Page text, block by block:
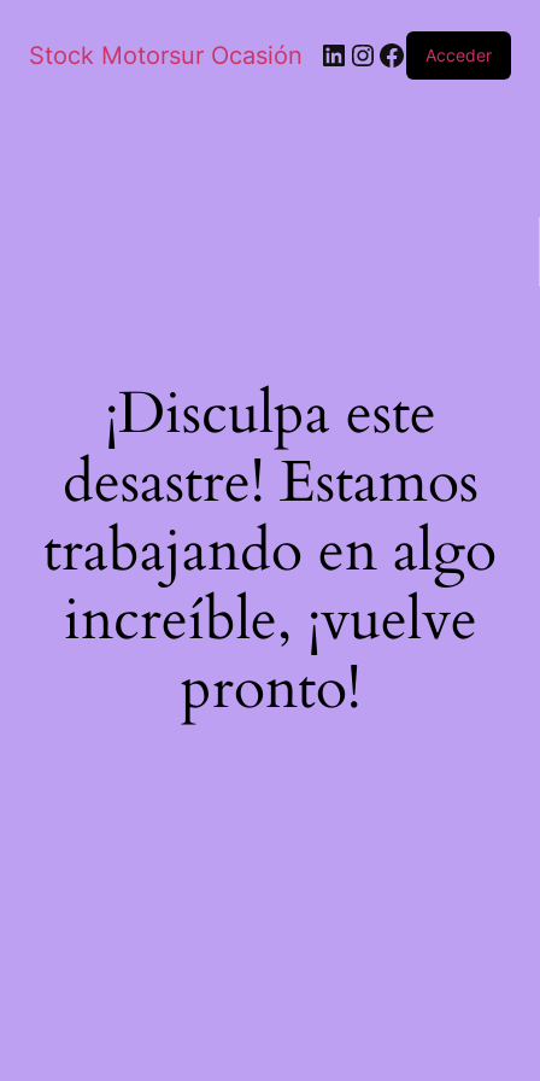
Stock Motorsur Ocasión Acceder
¡Disculpa este
desastre! Estamos
trabajando en algo
increíble, ¡vuelve
pronto!